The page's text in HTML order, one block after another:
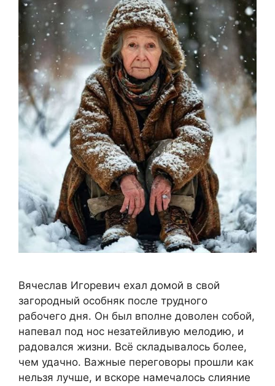
Вячеслав Игоревич ехал домой в свой
загородный особняк после трудного
рабочего дня. Он был вполне доволен собой,
напевал под нос незатейливую мелодию, и
радовался жизни. Всё складывалось более,
чем удачно. Важные переговоры прошли как
нельзя лучше, и вскоре намечалось слияние